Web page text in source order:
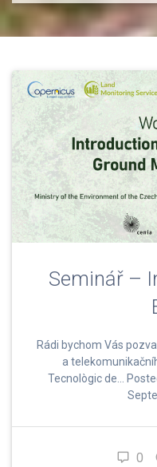
Seminář –
Rádi bychom Vás
a
Tecnològic de…
0